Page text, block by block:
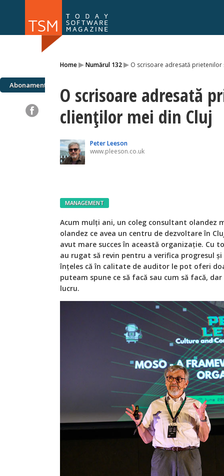
Home▸Numărul 132▸ O scrisoare adresată prietenilor
Abonamente
O scrisoare adresată
clienților mei din Cluj
Peter Leeson
www.pleeson.co.uk
MANAGEMENT
Acum mulți ani, un coleg consultant olandez
olandez ce avea un centru de dezvoltare în
avut mare succes în această organizație. Cu
au rugat să revin pentru a verifica progresul
înțeles că în calitate de auditor le pot oferi
puteam spune ce să facă sau cum să facă,
lucru.